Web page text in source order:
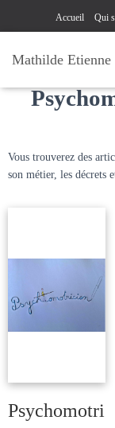
Accueil Qui
Mathilde Etienne
Vous trouverez des
son métier, les décrets
Psychomotri